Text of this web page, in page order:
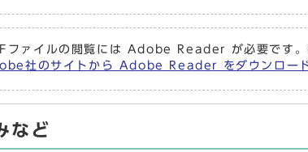
ファイルの閲覧には Adobe Reader が必要です。
社のサイトから Adobe Reader をダウンロード
など